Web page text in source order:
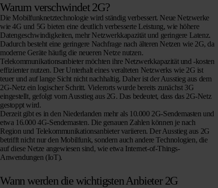
Warum verschwindet 2G?
Die Mobilfunknetztechnologie wird ständig verbessert. Neue Netzwerke
wie 4G und 5G bieten eine deutlich verbesserte Leistung, wie höhere
Datengeschwindigkeiten, mehr Netzwerkkapazität und geringere Latenz.
Dadurch besteht eine geringere Nachfrage nach älteren Netzen wie 2G, da
moderne Geräte häufig die neueren Netze nutzen.
Telekommunikationsanbieter möchten ihre Netzwerkkapazität und -kosten
effizienter nutzen. Der Unterhalt eines veralteten Netzwerks wie 2G ist
teuer und auf lange Sicht nicht nachhaltig. Daher ist der Ausstieg aus dem
2G-Netz ein logischer Schritt. Vielerorts wurde bereits zunächst 3G
eingestellt, gefolgt vom Ausstieg aus 2G. Das bedeutet, dass das 2G-Netz
gestoppt wird.
Derzeit gibt es in den Niederlanden mehr als 10.000 2G-Sendemasten und
etwa 16.000 4G-Sendemasten. Die genauen Zahlen können je nach
Region und Telekommunikationsanbieter variieren. Der Ausstieg aus 2G
betrifft nicht nur den Mobilfunk, sondern auch andere Technologien, die
auf diese Netze angewiesen sind, wie etwa Internet-of-Things-
Anwendungen (IoT).
Wann werden die wichtigsten Anbieter 2G